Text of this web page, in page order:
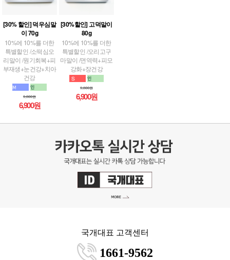
[30% 할인] 덕우심말
이 70g
10%에 10%를 더한
특별할인 /소떡심오
리말이 /원기회복+피
부재생+눈건강+치아
건강
9,800원
6,900원
[30%할인] 고덕말이
80g
10%에 10%를 더한
특별할인 /오리고구
마말이 /면역력+피모
강화+장건강
9,800원
6,900원
국개대표 고객센터
1661-9562